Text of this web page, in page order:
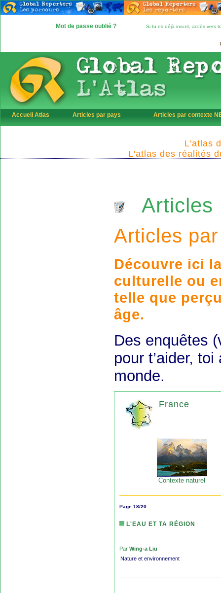
Mot de passe oublié ? Si tu es déjà inscrit, accès vers
Accueil Atlas Articles par pays Articles par contexte
L'atlas
L'atlas des réalités
Articles
Articles
Découvre ici
culturelle ou
telle que
âge.
Des enquêtes
pour t’aider,
monde.
France
Contexte naturel
Page 18/20
L'EAU ET TA RÉGION
Par Wing-a Liu
Nature et environnement